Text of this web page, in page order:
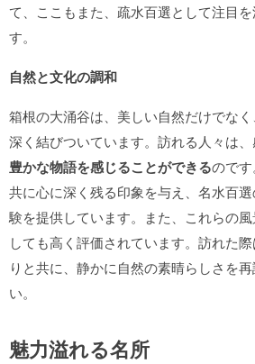
て、ここもまた、疏水百選として注目
す。
自然と文化の調和
箱根の大涌谷は、美しい自然だけでな
深く結びついています。訪れる人々は
豊かな物語を感じることができるので
共に心に深く残る印象を与え、名水百
験を提供しています。また、これらの
しても高く評価されています。訪れた
りと共に、静かに自然の素晴らしさを
い。
魅力溢れる名所